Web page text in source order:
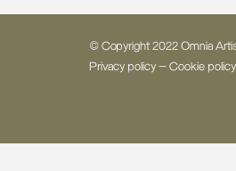
© Copyright 2022 Omnia
Privacy policy - Cookie policy